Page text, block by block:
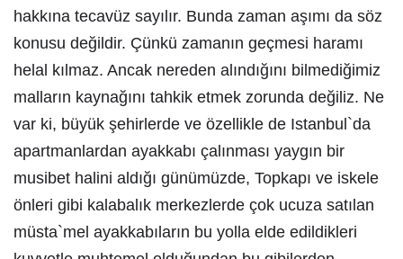
hakkına tecavüz sayılır. Bunda zaman aşımı da söz
konusu değildir. Çünkü zamanın geçmesi haramı
helal kılmaz. Ancak nereden alındığını bilmediğimiz
malların kaynağını tahkik etmek zorunda değiliz. Ne
var ki, büyük şehirlerde ve özellikle de Istanbul`da
apartmanlardan ayakkabı çalınması yaygın bir
musibet halini aldığı günümüzde, Topkapı ve iskele
önleri gibi kalabalık merkezlerde çok ucuza satılan
müsta`mel ayakkabıların bu yolla elde edildikleri